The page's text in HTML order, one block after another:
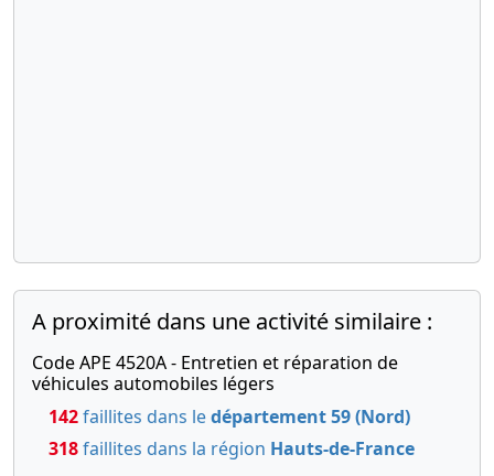
A proximité dans une activité similaire :
Code APE 4520A - Entretien et réparation de
véhicules automobiles légers
142faillites dans ledépartement 59 (Nord)
318faillites dans la région Hauts-de-France